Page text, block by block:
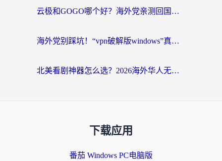
云极和GOGO哪个好？海外党亲测回国加速器选择指南（附iOS免费&Windows VPN实用技巧）
海外党别踩坑！“vpn破解版windows”真的能用？教你选对回国加速器无缝刷国内资源
北美看剧神器怎么选？2026海外华人无缝访问国内资源全攻略
下载应用
番茄 Windows PC电脑版